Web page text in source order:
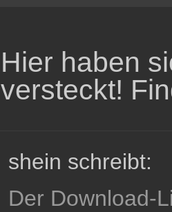
Hier haben
versteckt!
shein schreibt:
Der Download-